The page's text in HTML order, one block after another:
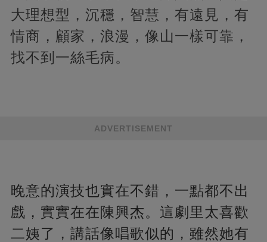
大理想型，沉穩，智慧，有遠見，有
情商，顧家，浪漫，像山一樣可靠，
找不到一絲毛病。
ADVERTISEMENT
晚意的演技也實在不錯，一點都不出
戲，實實在在陳興杰。這劇里太喜歡
二姨了，講話像唱歌似的，雖然她有